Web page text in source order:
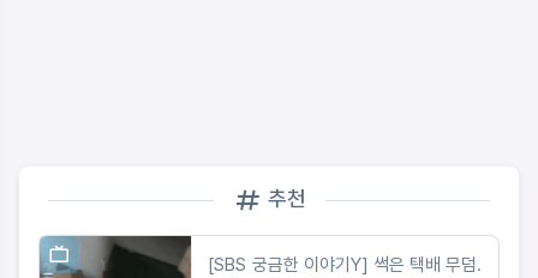
추천
[SBS 궁금한 이야기Y] 썩은 택배 무덤.